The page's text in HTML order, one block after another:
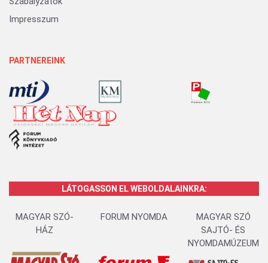
Impresszum
PARTNEREINK
LÁTOGASSON EL WEBOLDALAINKRA:
MAGYAR SZÓ-
HÁZ
FORUM NYOMDA
MAGYAR SZÓ
SAJTÓ- ÉS
NYOMDAMÚZEUM